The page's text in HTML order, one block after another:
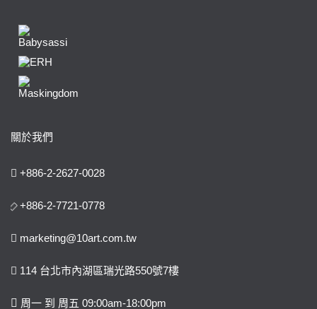
關於我們
+886-2-2627-0028
+886-2-7721-0778
marketing@10art.com.tw
114 台北市內湖區瑞光路550號7樓
周一 到 周五 09:00am-18:00pm